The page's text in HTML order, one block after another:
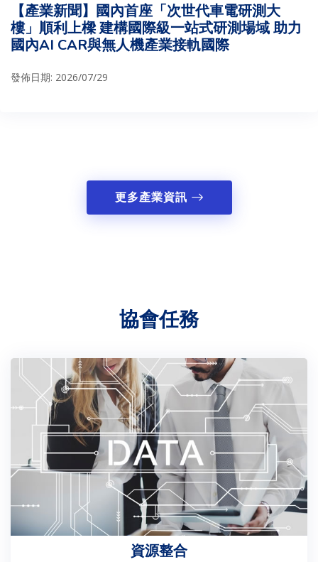
【產業新聞】國內首座「次世代車電研測大
樓」順利上樑 建構國際級一站式研測場域 助力
國內AI CAR與無人機產業接軌國際
發佈日期: 2026/07/29
更多產業資訊
協會任務
資源整合